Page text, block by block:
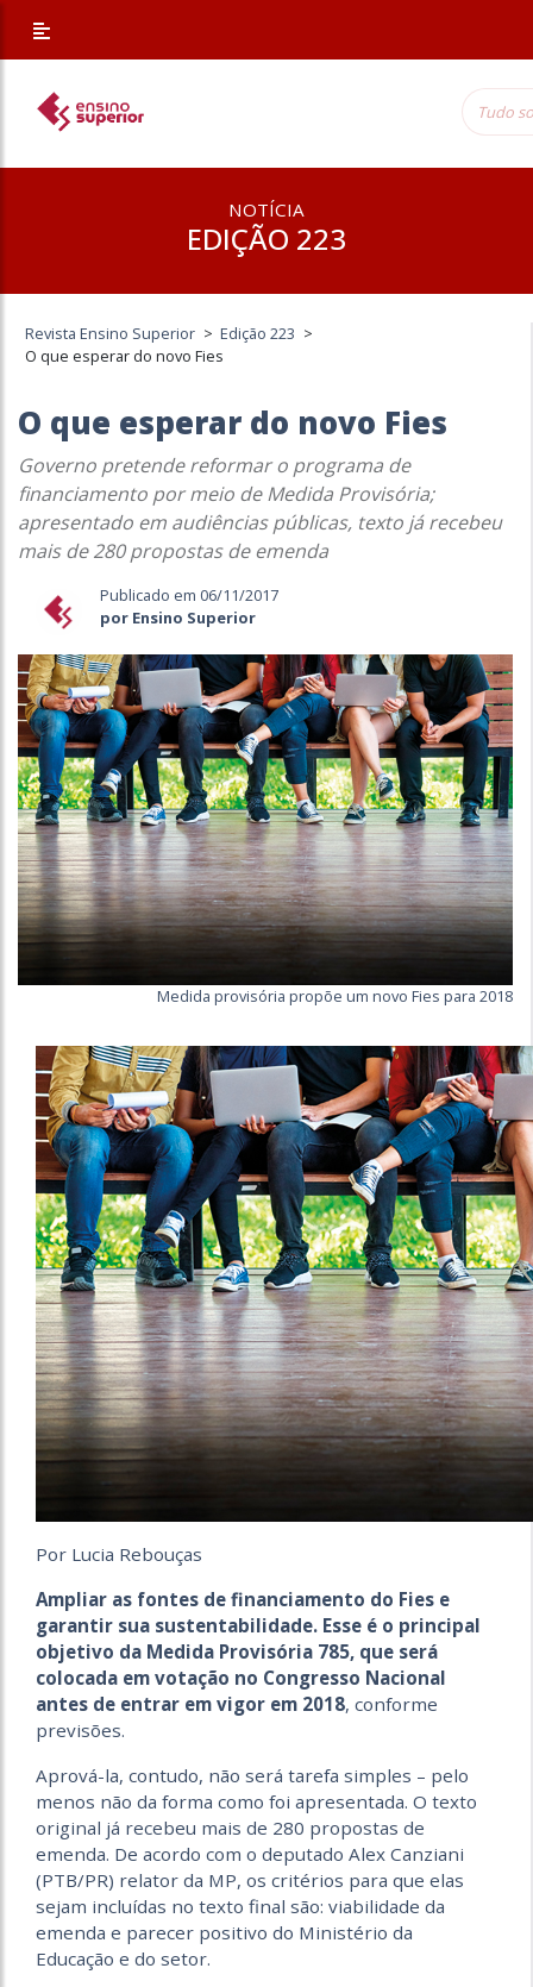
NOTÍCIA
EDIÇÃO 223
Revista Ensino Superior > Edição 223 >
O que esperar do novo Fies
O que esperar do novo Fies
Governo pretende reformar o programa de
financiamento por meio de Medida Provisória;
apresentado em audiências públicas, texto já recebeu
mais de 280 propostas de emenda
Publicado em 06/11/2017
por Ensino Superior
Medida provisória propõe um novo Fies para 2018
Por Lucia Rebouças
Ampliar as fontes de financiamento do Fies e
garantir sua sustentabilidade. Esse é o principal
objetivo da Medida Provisória 785, que será
colocada em votação no Congresso Nacional
antes de entrar em vigor em 2018, conforme
previsões.
Aprová-la, contudo, não será tarefa simples – pelo
menos não da forma como foi apresentada. O texto
original já recebeu mais de 280 propostas de
emenda. De acordo com o deputado Alex Canziani
(PTB/PR) relator da MP, os critérios para que elas
sejam incluídas no texto final são: viabilidade da
emenda e parecer positivo do Ministério da
Educação e do setor.